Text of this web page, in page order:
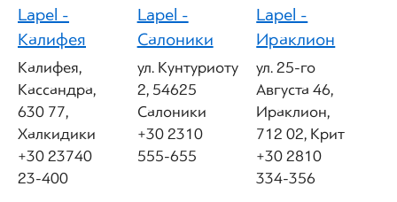
Lapel -
Калифея
Калифея,
Кассандра,
630 77,
Халкидики
+30 23740
23-400
Lapel -
Салоники
ул. Кунтуриоту
2, 54625
Салоники
+30 2310
555-655
Lapel -
Ираклион
ул. 25-го
Августа 46,
Ираклион,
712 02, Крит
+30 2810
334-356